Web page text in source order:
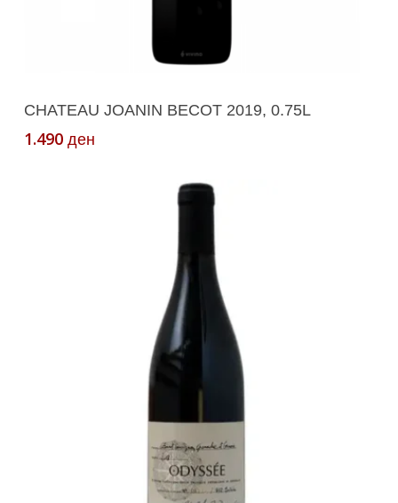
Додади Во Кошничка
CHATEAU JOANIN BECOT 2019, 0.75L
1.490 ден